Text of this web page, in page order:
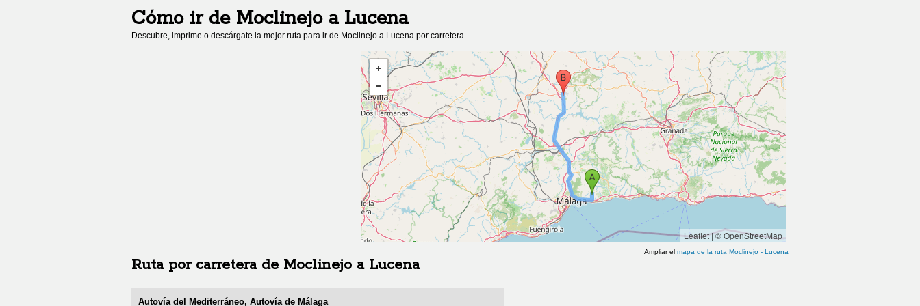
Cómo ir de Moclinejoa Lucena
Descubre, imprime o descárgate la mejor ruta para ir de Moclinejo a Lucena por carretera.
Leaflet|© OpenStreetMap
Ampliar el mapa de la ruta Moclinejo - Lucena
Ruta por carretera de Moclinejo a Lucena
Autovía del Mediterráneo, Autovía de Málaga